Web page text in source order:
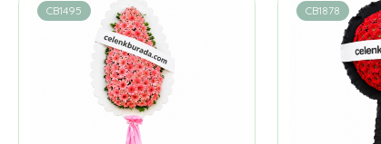
CB1495 CB1878